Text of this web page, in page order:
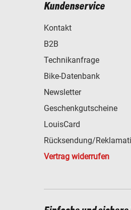
Kundenservice
Kontakt
B2B
Technikanfrage
Bike-Datenbank
Newsletter
Geschenkgutscheine
LouisCard
Rücksendung/
Vertrag widerrufen